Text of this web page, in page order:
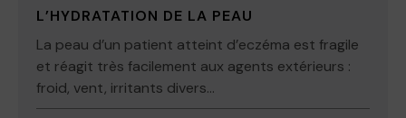
L’HYDRATATION DE LA PEAU
La peau d’un patient atteint d’eczéma est fragile
et réagit très facilement aux agents extérieurs :
froid, vent, irritants divers...